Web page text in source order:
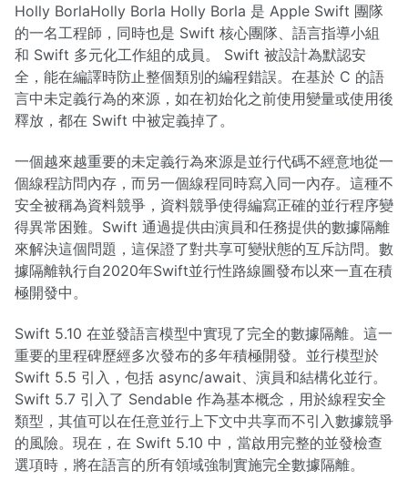
Holly BorlaHolly Borla Holly Borla 是 Apple Swift 團隊
的一名工程師，同時也是 Swift 核心團隊、語言指導小組
和 Swift 多元化工作組的成員。 Swift 被設計為默認安
全，能在編譯時防止整個類別的編程錯誤。在基於 C 的語
言中未定義行為的來源，如在初始化之前使用變量或使用後
釋放，都在 Swift 中被定義掉了。
一個越來越重要的未定義行為來源是並行代碼不經意地從一
個線程訪問內存，而另一個線程同時寫入同一內存。這種不
安全被稱為資料競爭，資料競爭使得編寫正確的並行程序變
得異常困難。Swift 通過提供由演員和任務提供的數據隔離
來解決這個問題，這保證了對共享可變狀態的互斥訪問。數
據隔離執行自2020年Swift並行性路線圖發布以來一直在積
極開發中。
Swift 5.10 在並發語言模型中實現了完全的數據隔離。這一
重要的里程碑歷經多次發布的多年積極開發。並行模型於
Swift 5.5 引入，包括 async/await、演員和結構化並行。
Swift 5.7 引入了 Sendable 作為基本概念，用於線程安全
類型，其值可以在任意並行上下文中共享而不引入數據競爭
的風險。現在，在 Swift 5.10 中，當啟用完整的並發檢查
選項時，將在語言的所有領域強制實施完全數據隔離。